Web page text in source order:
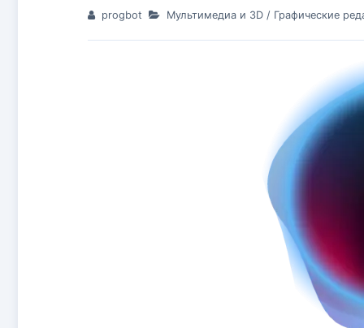
progbot Мультимедиа и 3D/ Графические